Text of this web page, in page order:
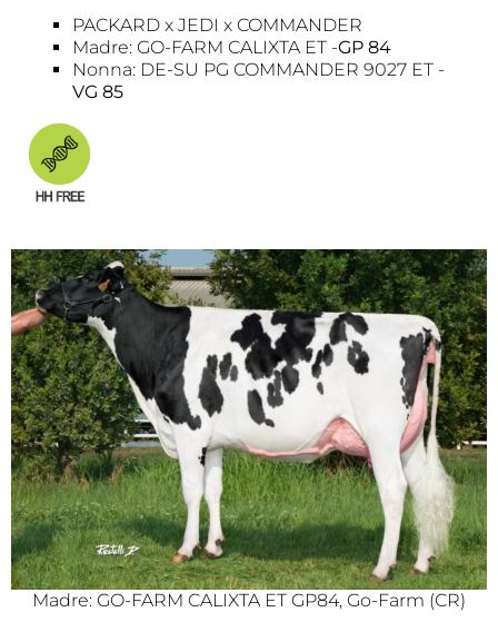
PACKARD x JEDI x COMMANDER
Madre: GO-FARM CALIXTA ET -GP 84
Nonna: DE-SU PG COMMANDER 9027 ET -
VG 85
Madre: GO-FARM CALIXTA ET GP84, Go-Farm (CR)